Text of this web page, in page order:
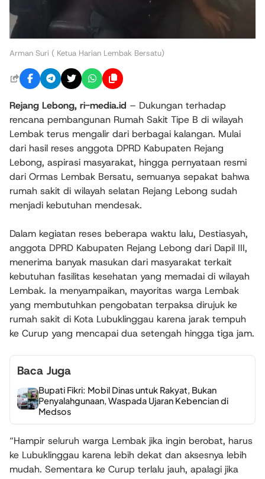
Arman Suri ( Ketua Harian Lembak Bersatu)
Rejang Lebong, ri-media.id – Dukungan terhadap
rencana pembangunan Rumah Sakit Tipe B di wilayah
Lembak terus mengalir dari berbagai kalangan. Mulai
dari hasil reses anggota DPRD Kabupaten Rejang
Lebong, aspirasi masyarakat, hingga pernyataan resmi
dari Ormas Lembak Bersatu, semuanya sepakat bahwa
rumah sakit di wilayah selatan Rejang Lebong sudah
menjadi kebutuhan mendesak.
Dalam kegiatan reses beberapa waktu lalu, Destiasyah,
anggota DPRD Kabupaten Rejang Lebong dari Dapil III,
menerima banyak masukan dari masyarakat terkait
kebutuhan fasilitas kesehatan yang memadai di wilayah
Lembak. Ia menyampaikan, mayoritas warga Lembak
yang membutuhkan pengobatan terpaksa dirujuk ke
rumah sakit di Kota Lubuklinggau karena jarak tempuh
ke Curup yang mencapai dua setengah hingga tiga jam.
Baca Juga
Bupati Fikri: Mobil Dinas untuk Rakyat, Bukan
Penyalahgunaan, Waspada Ujaran Kebencian di
Medsos
“Hampir seluruh warga Lembak jika ingin berobat, harus
ke Lubuklinggau karena lebih dekat dan aksesnya lebih
mudah. Sementara ke Curup terlalu jauh, apalagi jika